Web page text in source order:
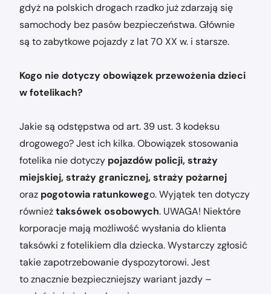
gdyż na polskich drogach rzadko już zdarzają się
samochody bez pasów bezpieczeństwa. Głównie
są to zabytkowe pojazdy z lat 70 XX w. i starsze.
Kogo nie dotyczy obowiązek przewożenia dzieci
w fotelikach?
Jakie są odstępstwa od art. 39 ust. 3 kodeksu
drogowego? Jest ich kilka. Obowiązek stosowania
fotelika nie dotyczy pojazdów policji, straży
miejskiej, straży granicznej, straży pożarnej
oraz pogotowia ratunkowego. Wyjątek ten dotyczy
równieżtaksówek osobowych. UWAGA! Niektóre
korporacje mają możliwość wysłania do klienta
taksówki z fotelikiem dla dziecka. Wystarczy zgłosić
takie zapotrzebowanie dyspozytorowi. Jest
to znacznie bezpieczniejszy wariant jazdy –